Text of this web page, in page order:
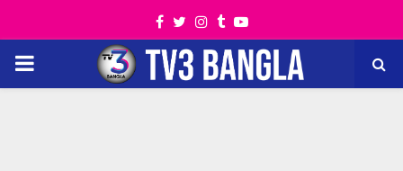
Facebook
TwitterInstagram
TumblrYoutube
PRIMARY